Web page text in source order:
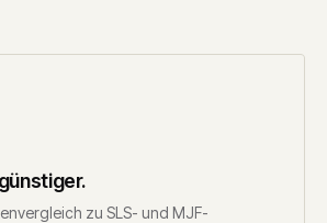
zu SLS- und MJF-